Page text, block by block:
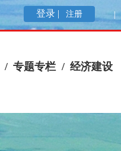
|
登录 | 注册
/ 专题专栏 / 经济建设